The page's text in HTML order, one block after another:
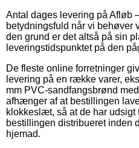
Antal dages levering på Afløb
betydningsfuld når vi behøver
den grund er det altså på sin
leveringstidspunktet på den
De fleste online forretninger
levering på en række varer,
mm PVC-sandfangsbrønd
afhænger af at bestillingen
klokkeslæt, så at de har udsigt
bestillingen distribueret inden
hjemad.